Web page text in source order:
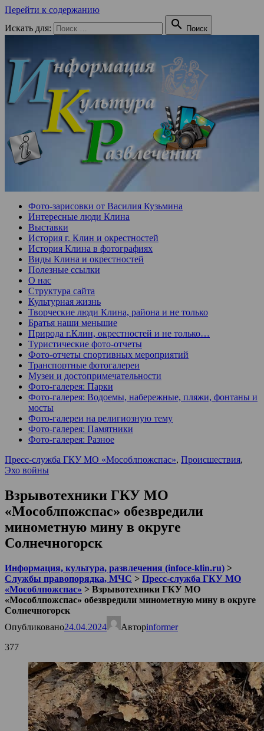
Перейти к содержанию
Искать для:
 Поиск
Фото-зарисовки от Василия Кузьмина
Интересные люди Клина
Выставки
История г. Клин и окрестностей
История Клина в фотографиях
Виды Клина и окрестностей
Полезные ссылки
О нас
Структура сайта
Культурная жизнь
Творческие люди Клина, района и не только
Братья наши меньшие
Природа г.Клин, окрестностей и не только…
Туристические фото-отчеты
Фото-отчеты спортивных мероприятий
Транспортные фотогалереи
Музеи и достопримечательности
Фото-галерея: Парки
Фото-галерея: Водоемы, набережные, пляжи, фонтаны и
мосты
Фото-галереи на религиозную тему
Фото-галерея: Памятники
Фото-галерея: Разное
Пресс-служба ГКУ МО «Мособлпожспас», Происшествия,
Эхо войны
Взрывотехники ГКУ МО
«Мособлпожспас» обезвредили
минометную мину в округе
Солнечногорск
Информация, культура, развлечения (infoce-klin.ru) >
Службы правопорядка, МЧС > Пресс-служба ГКУ МО
«Мособлпожспас» > Взрывотехники ГКУ МО
«Мособлпожспас» обезвредили минометную мину в округе
Солнечногорск
Опубликовано24.04.2024 Авторinformer
377